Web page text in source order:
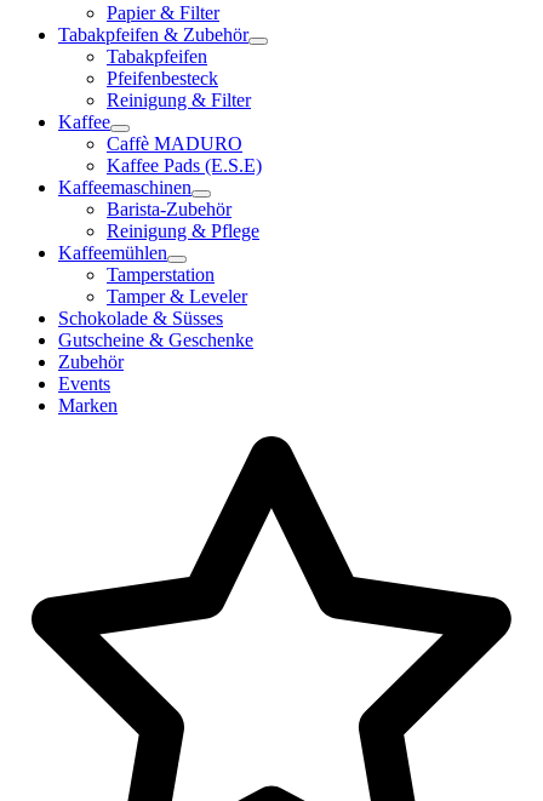
Papier & Filter
Tabakpfeifen & Zubehör
Tabakpfeifen
Pfeifenbesteck
Reinigung & Filter
Kaffee
Caffè MADURO
Kaffee Pads (E.S.E)
Kaffeemaschinen
Barista-Zubehör
Reinigung & Pflege
Kaffeemühlen
Tamperstation
Tamper & Leveler
Schokolade & Süsses
Gutscheine & Geschenke
Zubehör
Events
Marken